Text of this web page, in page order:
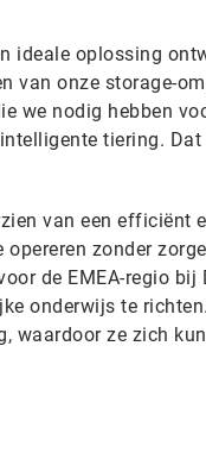
ideale oplossing
van onze storage-
we nodig hebben
tiering. Dat
van een efficiënt
zonder
de EMEA-regio bij
onderwijs te
waardoor ze zich